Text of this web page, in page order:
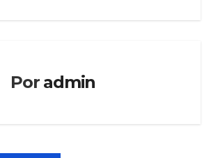
Por admin